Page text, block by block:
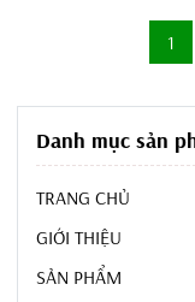
1
Danh mục sản
TRANG CHỦ
GIỚI THIỆU
SẢN PHẨM